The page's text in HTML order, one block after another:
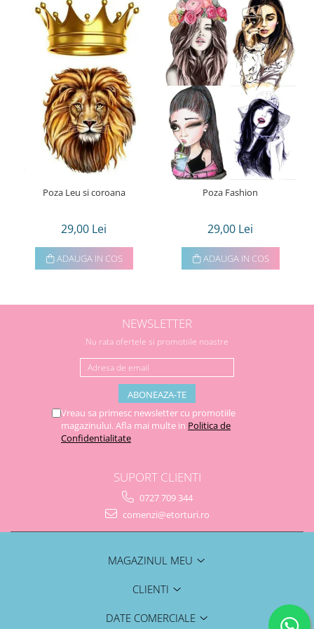
Poza Leu si coroana
29,00 Lei
ADAUGA IN COS
Poza Fashion
29,00 Lei
ADAUGA IN COS
NEWSLETTER
Nu rata ofertele si promotiile noastre
Vreau sa primesc newsletter cu promotiile
magazinului. Afla mai multe in Politica de
Confidentialitate
SUPORT CLIENTI
0727 709 344
comenzi@etorturi.ro
MAGAZINUL MEU
CLIENTI
DATE COMERCIALE